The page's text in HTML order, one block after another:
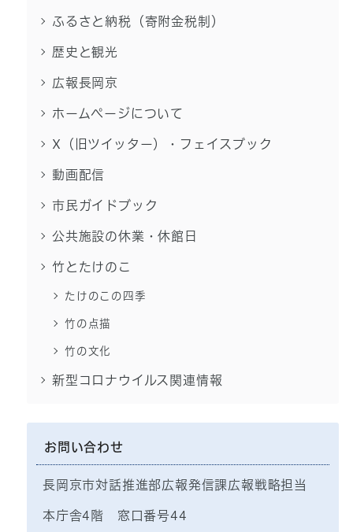
ふるさと納税（寄附金税制）
歴史と観光
広報長岡京
ホームページについて
X（旧ツイッター）・フェイスブック
動画配信
市民ガイドブック
公共施設の休業・休館日
竹とたけのこ
たけのこの四季
竹の点描
竹の文化
新型コロナウイルス関連情報
お問い合わせ
長岡京市対話推進部広報発信課広報戦略担当
本庁舎4階 窓口番号44